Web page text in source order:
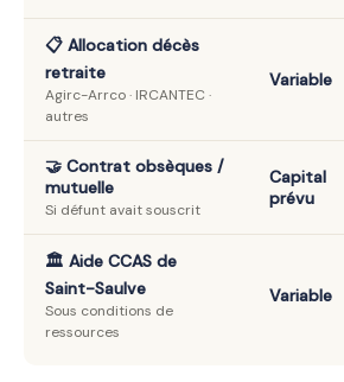
📋 Allocation décès
retraite
Agirc-Arrco · IRCANTEC ·
autres
Variable
🤝 Contrat obsèques /
mutuelle
Si défunt avait souscrit
Capital
prévu
🏛️ Aide CCAS de
Saint-Saulve
Sous conditions de
ressources
Variable